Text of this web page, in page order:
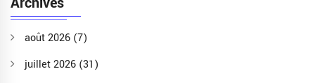
août 2026 (7)
juillet 2026 (31)